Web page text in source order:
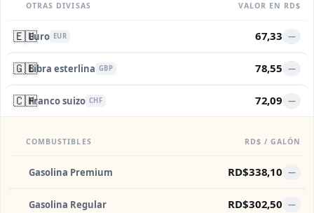
OTRAS DIVISAS VALOR EN RD$
🇪🇺Euro EUR 67,33 —
🇬🇧Libra esterlina GBP 78,55 —
🇨🇭Franco suizo CHF 72,09 —
COMBUSTIBLES RD$ / GALÓN
Gasolina Premium RD$338,10 —
Gasolina Regular RD$302,50 —